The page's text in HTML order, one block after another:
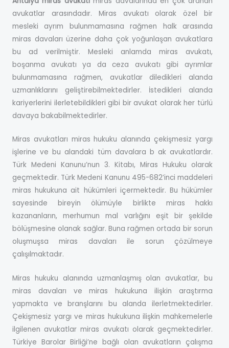
avukatlar arasındadır. Miras avukatı olarak özel bir
mesleki ayrım bulunmamasına rağmen halk arasında
miras davaları üzerine daha çok yoğunlaşan avukatlara
bu ad verilmiştir. Mesleki anlamda miras avukatı,
boşanma avukatı ya da ceza avukatı gibi ayrımlar
bulunmamasına rağmen, avukatlar diledikleri alanda
uzmanlıklarını geliştirebilmektedirler. İstedikleri alanda
kariyerlerini ilerletebildikleri gibi bir avukat olarak her türlü
davaya bakabilmektedirler.
Miras avukatları miras hukuku alanında çekişmesiz yargı
işlerine ve bu alandaki tüm davalara b ak avukatlardır.
Türk Medeni Kanunu’nun 3. Kitabı, Miras Hukuku olarak
geçmektedir. Türk Medeni Kanunu 495-682’inci maddeleri
miras hukukuna ait hükümleri içermektedir. Bu hükümler
sayesinde bireyin ölümüyle birlikte miras hakkı
kazananların, merhumun mal varlığını eşit bir şekilde
bölüşmesine olanak sağlar. Buna rağmen ortada bir sorun
oluşmuşsa miras davaları ile sorun çözülmeye
çalışılmaktadır.
Miras hukuku alanında uzmanlaşmış olan avukatlar, bu
miras davaları ve miras hukukuna ilişkin araştırma
yapmakta ve branşlarını bu alanda ilerletmektedirler.
Çekişmesiz yargı ve miras hukukuna ilişkin mahkemelerle
ilgilenen avukatlar miras avukatı olarak geçmektedirler.
Türkiye Barolar Birliği’ne bağlı olan avukatların çalışma